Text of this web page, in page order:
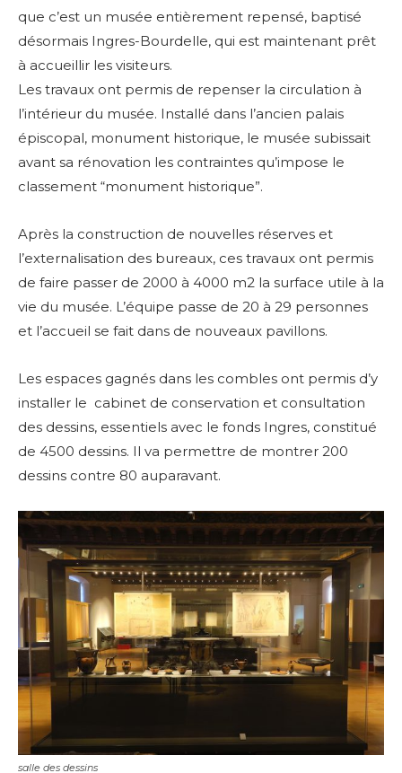
que c’est un musée entièrement repensé, baptisé
désormais Ingres-Bourdelle, qui est maintenant prêt
à accueillir les visiteurs.
Les travaux ont permis de repenser la circulation à
l’intérieur du musée. Installé dans l’ancien palais
épiscopal, monument historique, le musée subissait
avant sa rénovation les contraintes qu’impose le
classement “monument historique”.
Après la construction de nouvelles réserves et
l’externalisation des bureaux, ces travaux ont permis
de faire passer de 2000 à 4000 m2 la surface utile à la
vie du musée. L’équipe passe de 20 à 29 personnes
et l’accueil se fait dans de nouveaux pavillons.
Les espaces gagnés dans les combles ont permis d’y
installer le cabinet de conservation et consultation
des dessins, essentiels avec le fonds Ingres, constitué
de 4500 dessins. Il va permettre de montrer 200
dessins contre 80 auparavant.
salle des dessins